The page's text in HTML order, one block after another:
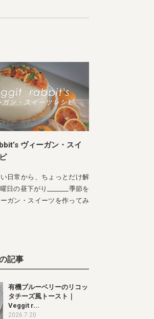
ヴィーガン・スイ
日常から、ちょっとだけ解
日の昼下がり_______季節を
ガン・スイーツを作ってみ
記事
有機ブルーベリーのリコッ
タチーズ風トースト｜
Veggit r...
2026.7.20